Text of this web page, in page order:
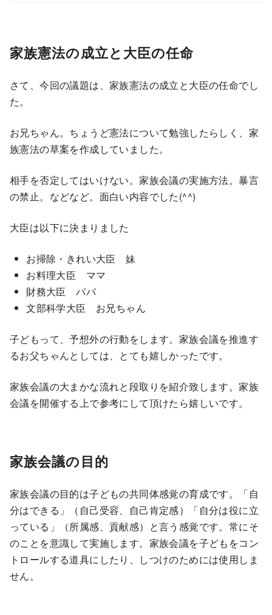
家族憲法の成立と大臣の任命
さて、今回の議題は、家族憲法の成立と大臣の任命でし
た。
お兄ちゃん。ちょうど憲法について勉強したらしく、家
族憲法の草案を作成していました。
相手を否定してはいけない。家族会議の実施方法。暴言
の禁止。などなど。面白い内容でした(^^)
大臣は以下に決まりました
お掃除・きれい大臣 妹
お料理大臣 ママ
財務大臣 パパ
文部科学大臣 お兄ちゃん
子どもって、予想外の行動をします。家族会議を推進す
るお父ちゃんとしては、とても嬉しかったです。
家族会議の大まかな流れと段取りを紹介致します。家族
会議を開催する上で参考にして頂けたら嬉しいです。
家族会議の目的
家族会議の目的は子どもの共同体感覚の育成です。「自
分はできる」（自己受容、自己肯定感）「自分は役に立
っている」（所属感、貢献感）と言う感覚です。常にそ
のことを意識して実施します。家族会議を子どもをコン
トロールする道具にしたり、しつけのためには使用しま
せん。